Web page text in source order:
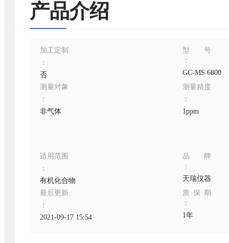
产品介绍
加工定制
：
否
型号
：
GC-MS 6800
测量对象
：
非气体
测量精度
：
1ppm
适用范围
：
有机化合物
品牌
：
天瑞仪器
最后更新
：
2021-09-17 15:54
质保期
：
1年